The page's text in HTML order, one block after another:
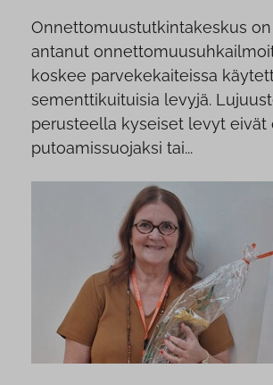
Onnettomuustutkintakeskus on
antanut
koskee parvekekaiteissa
sementtikuituisia levyjä.
perusteella kyseiset levyt eivät
putoamissuojaksi tai...